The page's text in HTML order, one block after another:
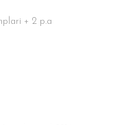
+ 2 p.a